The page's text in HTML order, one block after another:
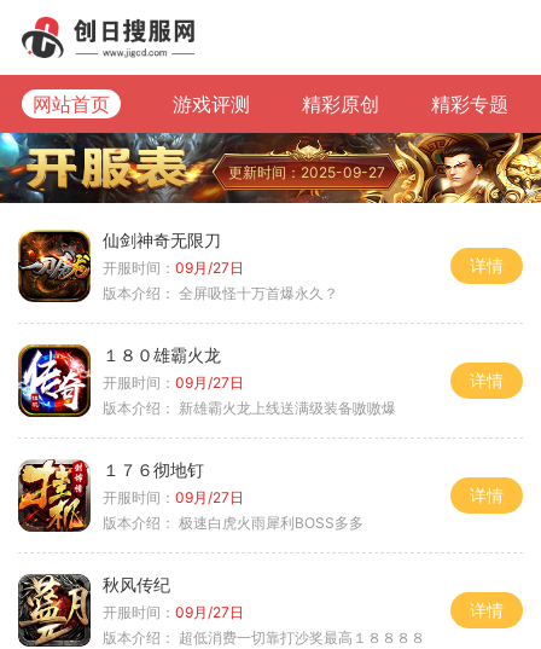
网站首页 游戏评测 精彩原创 精彩专题
更新时间：2025-09-27
仙剑神奇无限刀
开服时间： 09月/27日
版本介绍： 全屏吸怪十万首爆永久？
详情
１８０雄霸火龙
开服时间： 09月/27日
版本介绍： 新雄霸火龙上线送满级装备嗷嗷爆
详情
１７６彻地钉
开服时间： 09月/27日
版本介绍： 极速白虎火雨犀利BOSS多多
详情
秋风传纪
开服时间： 09月/27日
版本介绍： 超低消费一切靠打沙奖最高１８８８８
详情